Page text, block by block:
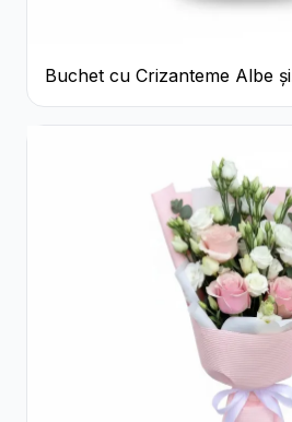
Buchet cu Crizanteme Albe și
Galbene